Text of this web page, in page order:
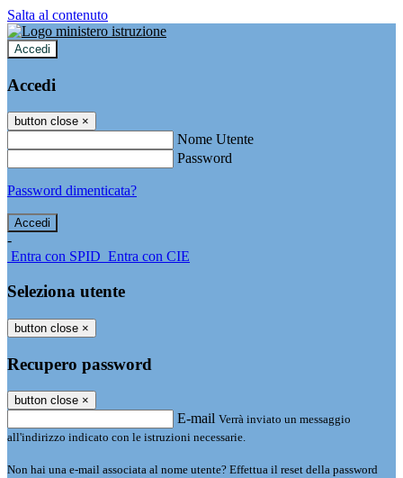
Salta al contenuto
Accedi
Accedi
button close ×
Nome Utente
Password
Password dimenticata?
-
Entra con SPID Entra con CIE
Seleziona utente
button close ×
Recupero password
button close ×
E-mail Verrà inviato un messaggio
all'indirizzo indicato con le istruzioni necessarie.
Non hai una e-mail associata al nome utente? Effettua il reset della password